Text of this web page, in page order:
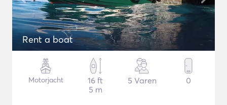
Rent a boat
Motorjacht
16 ft
5 m
5 Varen 0